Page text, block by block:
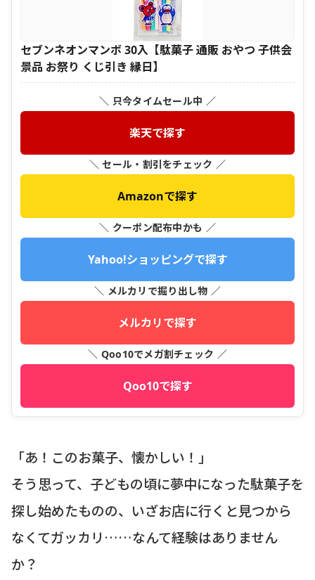
セブンネオンマンボ 30入【駄菓子 通販 おやつ 子供会
景品 お祭り くじ引き 縁日】
＼ 只今タイムセール中 ／
楽天で探す
＼ セール・割引をチェック ／
Amazonで探す
＼ クーポン配布中かも ／
Yahoo!ショッピングで探す
＼ メルカリで掘り出し物 ／
メルカリで探す
＼ Qoo10でメガ割チェック ／
Qoo10で探す
「あ！このお菓子、懐かしい！」
そう思って、子どもの頃に夢中になった駄菓子を
探し始めたものの、いざお店に行くと見つから
なくてガッカリ……なんて経験はありません
か？